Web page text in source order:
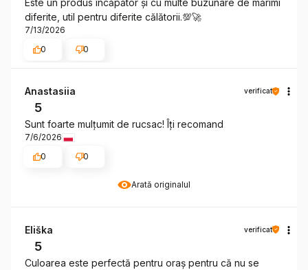
Este un produs încăpător și cu multe buzunare de mărimi
diferite, util pentru diferite călătorii.💯🚀
7/13/2026
0
0
Arată originalul
Anastasiia verificat
5
Sunt foarte mulțumit de rucsac! Îți recomand
7/6/2026
0
0
Eliška verificat
5
Culoarea este perfectă pentru oraș pentru că nu se